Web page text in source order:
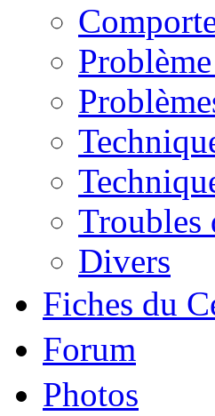
Troubles
Divers
Fiches du
Forum
Photos